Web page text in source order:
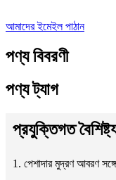
আমাদের ইমেইল পাঠান
পণ্য বিবরণী
পণ্য ট্যাগ
প্রযুক্তিগত
1. পেশাদার মুদ্রণ আবরণ